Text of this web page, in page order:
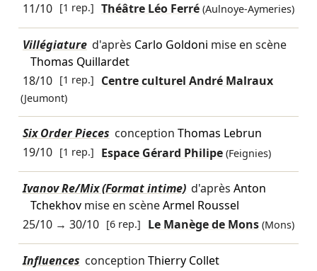
11/10 [1 rep.] Théâtre Léo Ferré (Aulnoye-Aymeries)
Villégiature d'après Carlo Goldoni mise en scène
Thomas Quillardet
18/10 [1 rep.] Centre culturel André Malraux
(Jeumont)
Six Order Pieces conception Thomas Lebrun
19/10 [1 rep.] Espace Gérard Philipe (Feignies)
Ivanov Re/Mix (Format intime) d'après Anton
Tchekhovmise en scèneArmel Roussel
25/10→ 30/10 [6 rep.] Le Manège de Mons (Mons)
Influences conception Thierry Collet